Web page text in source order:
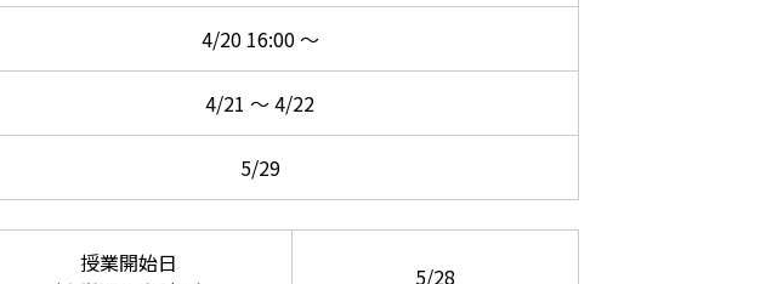
4/20 16:00 ～
4/21 ～ 4/22
5/29
授業開始日
5/28